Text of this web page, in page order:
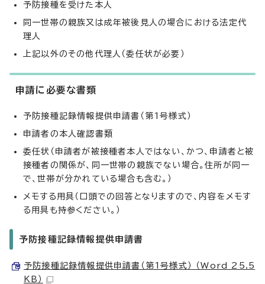
予防接種を受けた本人
同一世帯の親族又は成年被後見人の場合における法定代
理人
上記以外のその他代理人（委任状が必要）
申請に必要な書類
予防接種記録情報提供申請書（第1号様式）
申請者の本人確認書類
委任状（申請者が被接種者本人ではない、かつ、申請者と被
接種者の関係が、同一世帯の親族でない場合。住所が同一
で、世帯が分かれている場合も含む。）
メモする用具（口頭での回答となりますので、内容をメモす
る用具も持参ください。）
予防接種記録情報提供申請書
予防接種記録情報提供申請書（第1号様式） （Word 25.5
KB）